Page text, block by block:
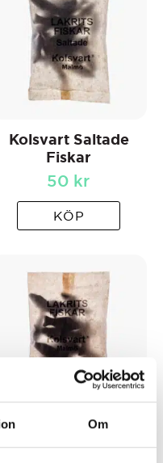
Om
Kolsvart Saltade
Fiskar
50 kr
KÖP
Söta Fiskar